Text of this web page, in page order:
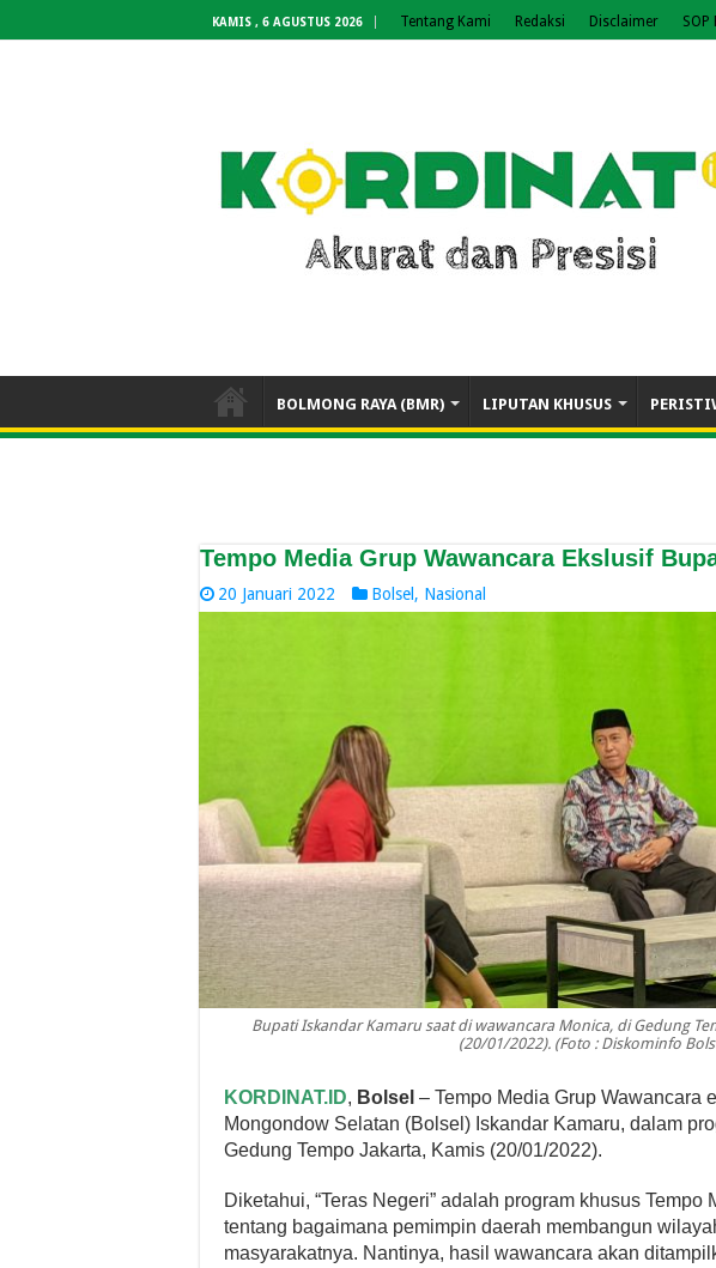
KAMIS , 6 AGUSTUS 2026 Tentang Kami Redaksi Disclaimer
BOLMONG RAYA (BMR) LIPUTAN KHUSUS
Tempo Media Grup Wawancara Ekslusif
20 Januari 2022 Bolsel , Nasional
Bupati Iskandar Kamaru saat di wawancara Monica, di Gedung
(20/01/2022). (Foto : Diskominfo
KORDINAT.ID, Bolsel – Tempo Media Grup Wawancara
Mongondow Selatan (Bolsel) Iskandar Kamaru, dalam
Gedung Tempo Jakarta, Kamis (20/01/2022).
Diketahui, “Teras Negeri” adalah program khusus
tentang bagaimana pemimpin daerah membangun
masyarakatnya. Nantinya, hasil wawancara akan